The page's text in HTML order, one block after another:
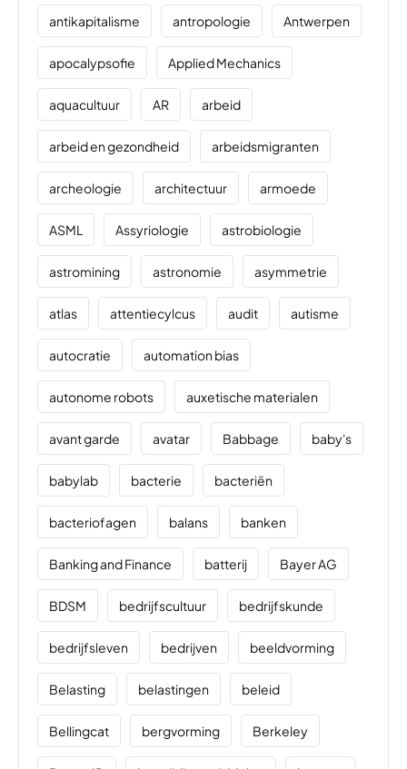
antikapitalisme antropologie Antwerpen
apocalypsofie Applied Mechanics
aquacultuur AR arbeid
arbeid en gezondheid arbeidsmigranten
archeologie architectuur armoede
ASML Assyriologie astrobiologie
astromining astronomie asymmetrie
atlas attentiecylcus audit autisme
autocratie automation bias
autonome robots auxetische materialen
avant garde avatar Babbage baby's
babylab bacterie bacteriën
bacteriofagen balans banken
Banking and Finance batterij Bayer AG
BDSM bedrijfscultuur bedrijfskunde
bedrijfsleven bedrijven beeldvorming
Belasting belastingen beleid
Bellingcat bergvorming Berkeley